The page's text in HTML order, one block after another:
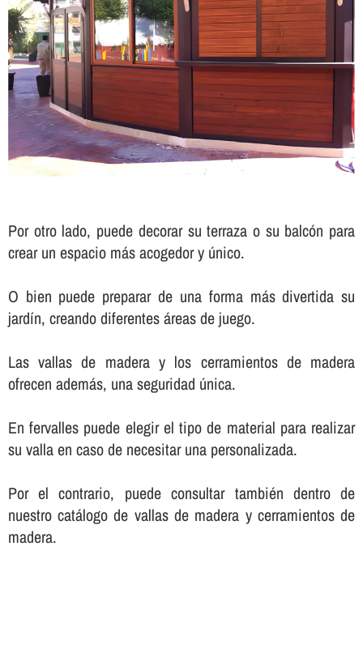
Por otro lado, puede decorar su terraza o su balcón para
crear un espacio más acogedor y único.
O bien puede preparar de una forma más divertida su
jardí­n, creando diferentes áreas de juego.
Las vallas de madera y los cerramientos de madera
ofrecen además, una seguridad única.
En fervalles puede elegir el tipo de material para realizar
su valla en caso de necesitar una personalizada.
Por el contrario, puede consultar también dentro de
nuestro catálogo de vallas de madera y cerramientos de
madera.